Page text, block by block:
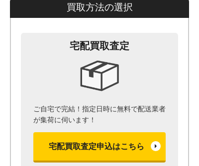
買取方法の選択
宅配買取査定
ご自宅で完結！指定日時に無料で配送業者
が集荷に伺います！
宅配買取査定申込はこちら